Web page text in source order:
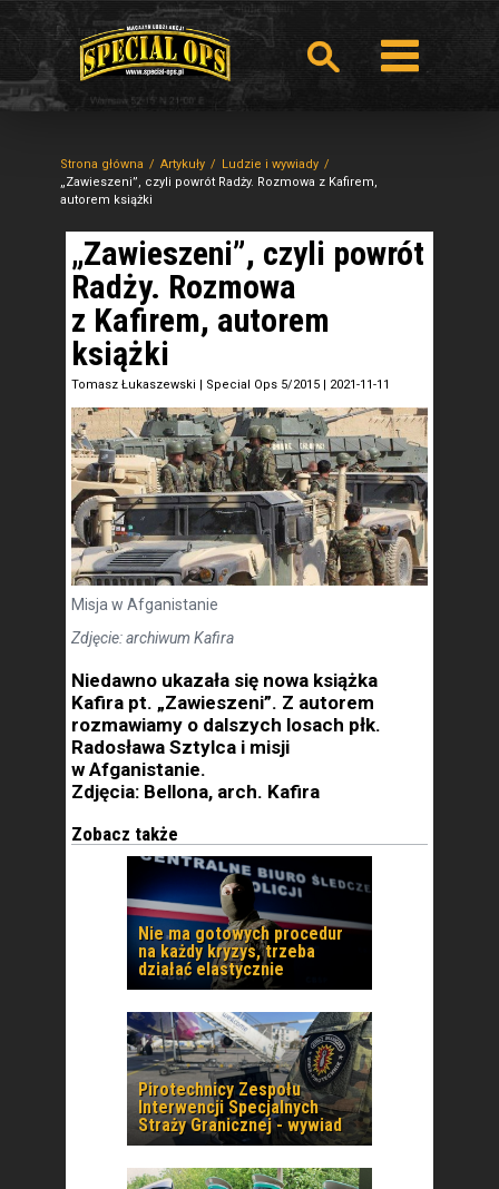
Strona główna Artykuły
Ludzie i wywiady
„Zawieszeni”, czyli powrót Radży. Rozmowa z Kafirem,
autorem książki
„Zawieszeni”, czyli powrót
Radży. Rozmowa
z Kafirem, autorem
książki
Tomasz Łukaszewski | Special Ops 5/2015 | 2021-11-11
Misja w Afganistanie
Zdjęcie: archiwum Kafira
Niedawno ukazała się nowa książka
Kafira pt. „Zawieszeni”. Z autorem
rozmawiamy o dalszych losach płk.
Radosława Sztylca i misji
w Afganistanie.
Zdjęcia: Bellona, arch. Kafira
Zobacz także
Nie ma gotowych procedur
na każdy kryzys, trzeba
działać elastycznie
Pirotechnicy Zespołu
Interwencji Specjalnych
Straży Granicznej - wywiad